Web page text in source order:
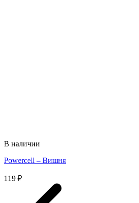
В наличии
Powercell – Вишня
119 ₽